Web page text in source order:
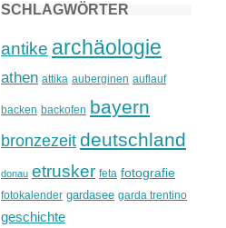
2014
SCHLAGWÖRTER
antike archäologie
athen attika auberginen auflauf
backen backofen bayern
bronzezeit deutschland
donau etrusker feta fotografie
fotokalender gardasee garda trentino
geschichte